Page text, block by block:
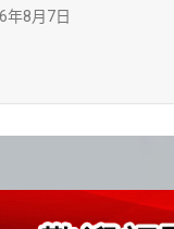
年8月7日